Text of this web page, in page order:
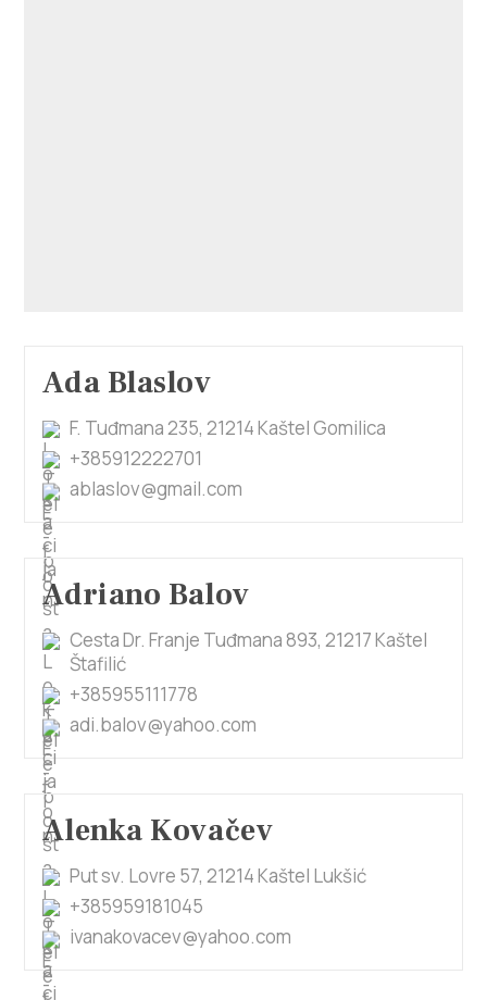
Ada Blaslov
F. Tuđmana 235, 21214 Kaštel Gomilica
+385912222701
ablaslov@gmail.com
Adriano Balov
Cesta Dr. Franje Tuđmana 893, 21217 Kaštel
Štafilić
+385955111778
adi.balov@yahoo.com
Alenka Kovačev
Put sv. Lovre 57, 21214 Kaštel Lukšić
+385959181045
ivanakovacev@yahoo.com